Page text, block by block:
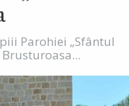
Parohiei „Sfântul